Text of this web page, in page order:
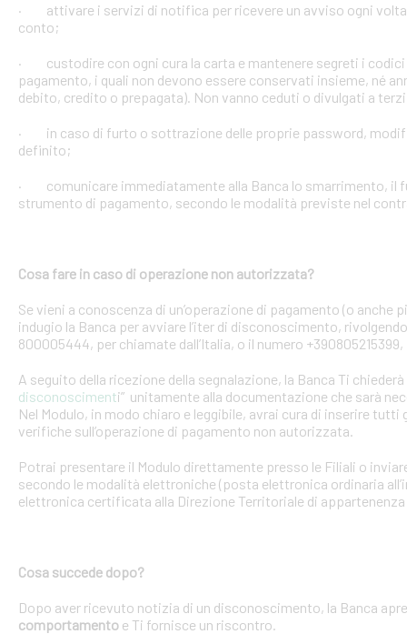
· attivare i servizi di notifica per ricevere un avviso ogni
conto;
· custodire con ogni cura la carta e mantenere segreti i
pagamento, i quali non devono essere conservati insieme, né
debito, credito o prepagata). Non vanno ceduti o divulgati a
· in caso di furto o sottrazione delle proprie password,
definito;
· comunicare immediatamente alla Banca lo smarrimento, il
strumento di pagamento, secondo le modalità previste nel
Cosa fare in caso di operazione non autorizzata?
Se vieni a conoscenza di un’operazione di pagamento (o
indugio la Banca per avviare l’iter di disconoscimento,
800005444, per chiamate dall’Italia, o il numero
A seguito della ricezione della segnalazione, la Banca Ti
disconoscimenti” unitamente alla documentazione che sarà
Nel Modulo, in modo chiaro e leggibile, avrai cura di inserire
verifiche sull’operazione di pagamento non autorizzata.
Potrai presentare il Modulo direttamente presso le Filiali o
secondo le modalità elettroniche (posta elettronica ordinaria
elettronica certificata alla Direzione Territoriale di
Cosa succede dopo?
Dopo aver ricevuto notizia di un disconoscimento, la Banca
comportamento e Ti fornisce un riscontro.